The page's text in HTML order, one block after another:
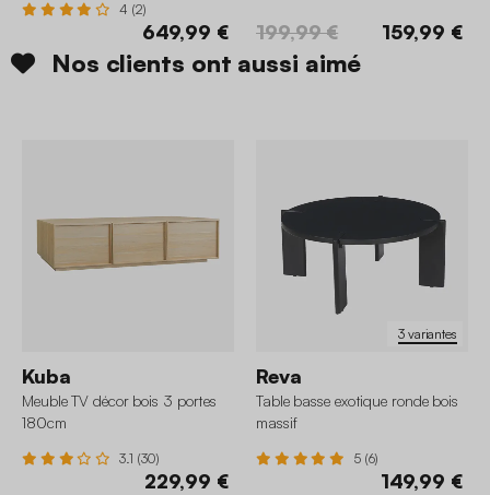
4 (2)
649,99 € 199,99 € 159,99 €
Nos clients ont aussi aimé
Kuba
Meuble TV décor bois 3 portes
180cm
3.1 (30)
229,99 €
3 variantes
Reva
Table basse exotique ronde bois
massif
5 (6)
149,99 €